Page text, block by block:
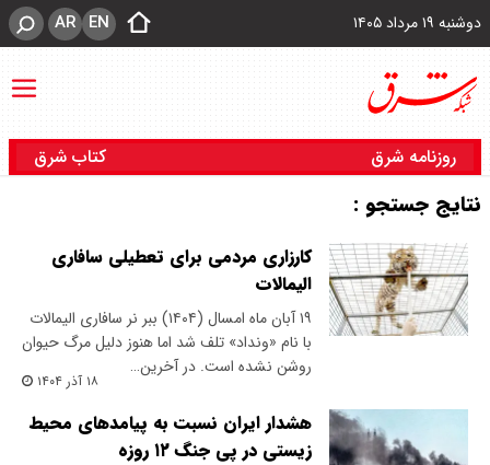
دوشنبه ۱۹ مرداد ۱۴۰۵ EN
AR
روزنامه شرق کتاب شرق
نتایج جستجو :
کارزاری مردمی برای تعطیلی سافاری
الیمالات
۱۹ آبان ماه امسال (۱۴۰۴) ببر نر سافاری الیمالات
با نام «ونداد» تلف شد اما هنوز دلیل مرگ حیوان
روشن نشده است. در آخرین…
۱۸ آذر ۱۴۰۴
هشدار ایران نسبت به پیامدهای محیط
زیستی در پی جنگ ۱۲ روزه